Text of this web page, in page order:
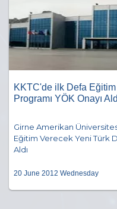
KKTC'de ilk Defa
Programı YÖK Onayı
Girne Amerikan
Eğitim Verecek Yeni Türk
Aldı
20 June 2012 Wednesday